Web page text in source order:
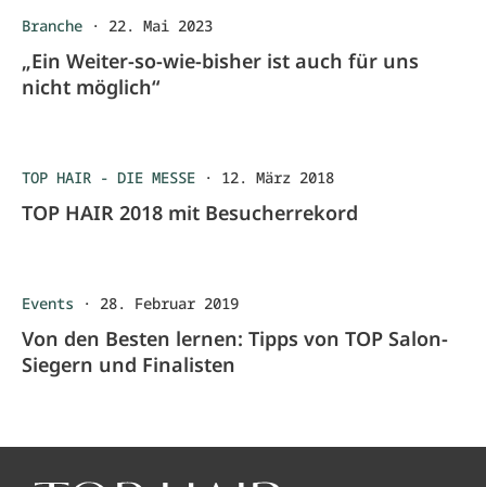
Branche · 22. Mai 2023
„Ein Weiter-so-wie-bisher ist auch für uns
nicht möglich“
TOP HAIR - DIE MESSE · 12. März 2018
TOP HAIR 2018 mit Besucherrekord
Events · 28. Februar 2019
Von den Besten lernen: Tipps von TOP Salon-
Siegern und Finalisten